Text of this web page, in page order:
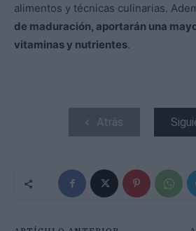
alimentos y técnicas culinarias.
de maduración, aportarán una
vitaminas y nutrientes.
Atrás